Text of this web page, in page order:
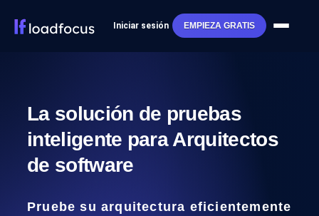
Iniciar sesión EMPIEZA GRATIS
La solución de pruebas
inteligente para Arquitectos
de software
Pruebe su arquitectura eficientemente